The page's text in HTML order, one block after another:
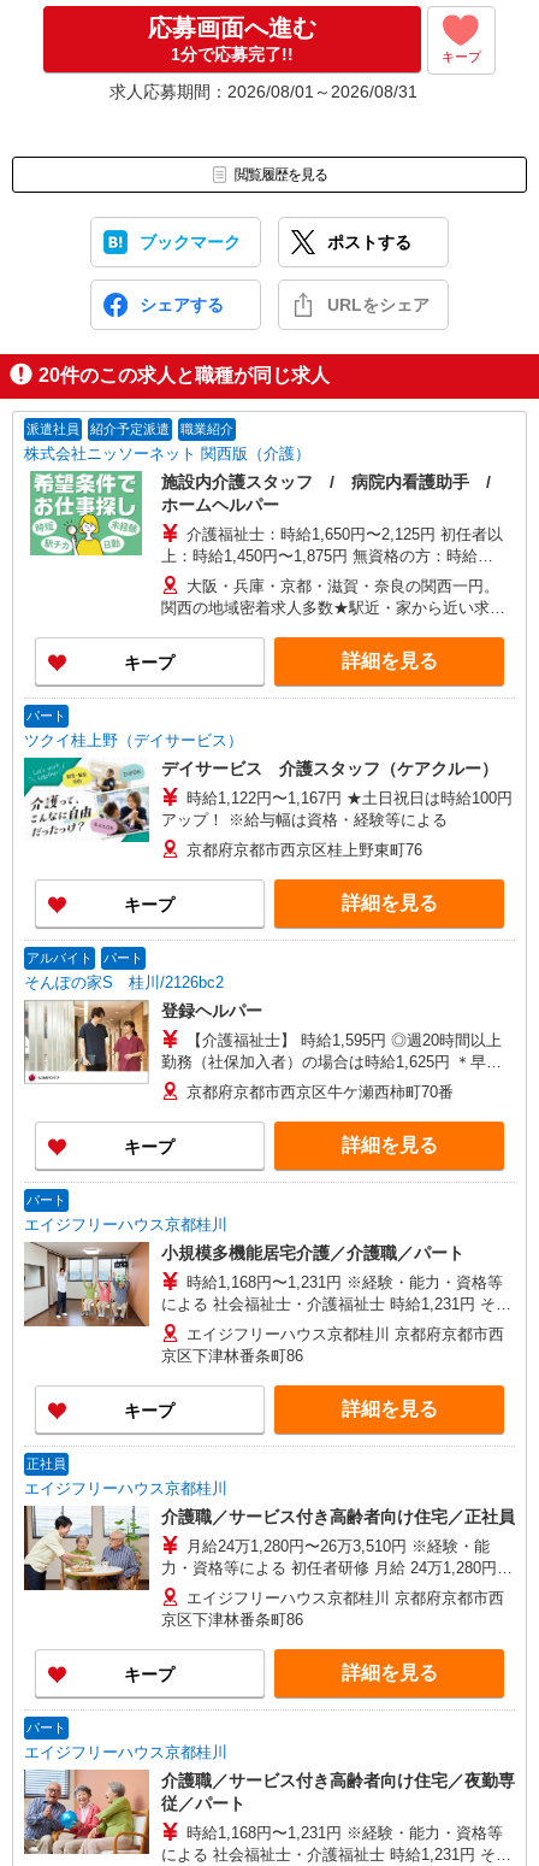
応募画面へ進む
1分で応募完了!! キープ
求人応募期間：2026/08/01～2026/08/31
閲覧履歴を見る
ブックマーク ポストする
シェアする URLをシェア
20件のこの求人と職種が同じ求人
派遣社員 紹介予定派遣 職業紹介
株式会社ニッソーネット 関西版（介護）
施設内介護スタッフ / 病院内看護助手 /
ホームヘルパー
介護福祉士：時給1,650円〜2,125円 初任者以
上：時給1,450円〜1,875円 無資格の方：時給
1,350円〜1,750円 ※給与幅は勤務先による +交通
費、諸手当（勤務先による） +0円で介護資格が取
れる （別途規定） ★給与日払い制度あり！
大阪・兵庫・京都・滋賀・奈良の関西一円。
関西の地域密着求人多数★駅近・家から近い求人
キープ 詳細を見る
パート
ツクイ桂上野（デイサービス）
デイサービス 介護スタッフ（ケアクルー）
時給1,122円〜1,167円 ★土日祝日は時給100円
アップ！ ※給与幅は資格・経験等による
京都府京都市西京区桂上野東町76
キープ 詳細を見る
アルバイト パート
そんぽの家S 桂川/2126bc2
登録ヘルパー
【介護福祉士】 時給1,595円 ◎週20時間以上
勤務（社保加入者）の場合は時給1,625円 ＊早朝
夜間（〜8:00、18:00〜）：時給1,994円〜 ＊日曜
祝日：時給1,895円〜 【実務者研修・初任者研修
（ヘルパー1級・2級）】 時給1,515円 ◎週20時間
以上勤務（社保加入者）の場合は時給1,545円 ＊
早朝夜間（〜8:00、18:00〜）：時給1,894円〜 ＊
が同時給 ◎キャンセル手当：職務時給の60％支給
京都府京都市西京区牛ケ瀬西柿町70番
キープ 詳細を見る
パート
エイジフリーハウス京都桂川
小規模多機能居宅介護／介護職／パート
時給1,168円〜1,231円 ※経験・能力・資格等
による 社会福祉士・介護福祉士 時給1,231円 その
他資格 時給1,168円 ※一律処遇改善加算含む 〇時
間外勤務手当 〇土日祝勤務手当 〇夜勤手当 〇深
夜勤務手当 〇年末年始勤務手当 〇早朝7:00〜
8:00/夜間18:00〜20:00は時給25％UP
エイジフリーハウス京都桂川 京都府京都市西
京区下津林番条町86
キープ 詳細を見る
正社員
エイジフリーハウス京都桂川
介護職／サービス付き高齢者向け住宅／正社員
月給24万1,280円〜26万3,510円 ※経験・能
力・資格等による 初任者研修 月給 24万1,280円
実務者研修 月給 24万4,980円 介護福祉士 月給 25
万7,330円 社会福祉士 月給 26万3,510円 ※一律処
遇改善加算含む ※夜勤手当6,000円/4回を含む 〇
資格手当 〇職種手当 〇業務手当 〇時間外勤務手
当 〇夜勤手当 〇深夜勤務手当 〇休日勤務手当〇
年末年始勤務手当
エイジフリーハウス京都桂川 京都府京都市西
京区下津林番条町86
キープ 詳細を見る
パート
エイジフリーハウス京都桂川
介護職／サービス付き高齢者向け住宅／夜勤専
従／パート
時給1,168円〜1,231円 ※経験・能力・資格等
による 社会福祉士・介護福祉士 時給1,231円 その